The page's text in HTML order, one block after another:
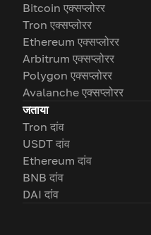
Bitcoin एक्सप्लोरर
Tron एक्सप्लोरर
Ethereum एक्सप्लोरर
Arbitrum एक्सप्लोरर
Polygon एक्सप्लोरर
Avalanche एक्सप्लोरर
जताया
Tron दांव
USDT दांव
Ethereum दांव
BNB दांव
DAI दांव